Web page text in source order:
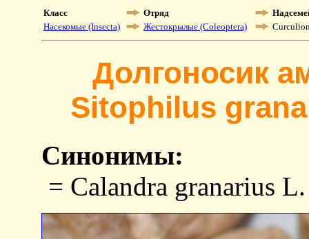
Класс Отряд
Насекомые (Insecta)
Жестокрылые (Coleoptera)
Долгоносик
Sitophilus
Синонимы:
= Calandra granarius L.